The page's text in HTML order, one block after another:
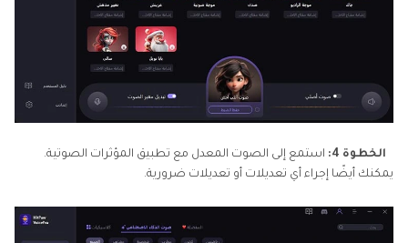
الخطوة 4:
استمع إلى الصوت المعدل مع تطبيق المؤثرات الصوتية.
يمكنك أيضًا إجراء أي تعديلات أو تعديلات ضرورية.